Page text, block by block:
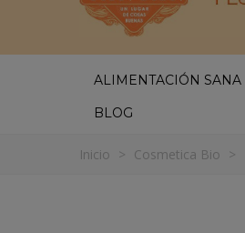
ALIMENTACIÓN SANA
BLOG
Inicio > Cosmetica Bio >